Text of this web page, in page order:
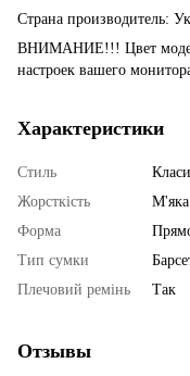
Страна производитель:
ВНИМАНИЕ!!! Цвет
настроек вашего
Характеристики
Стиль
Жорсткість
М'яка
Форма
Тип сумки
Плечовий ремінь
Так
Отзывы